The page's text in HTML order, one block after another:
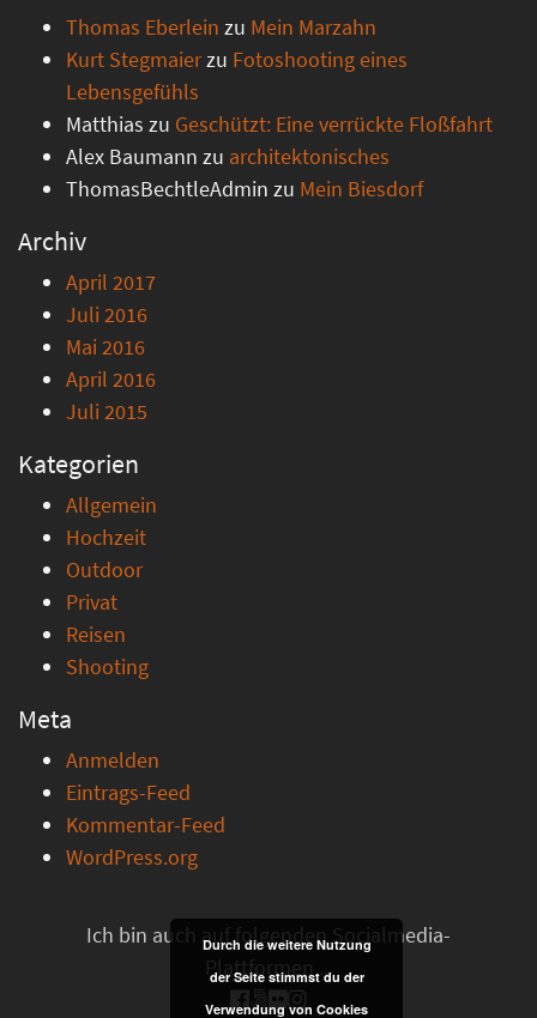
Thomas Eberlein zu Mein Marzahn
Kurt Stegmaierzu Fotoshooting eines
Lebensgefühls
Matthias zu Geschützt: Eine verrückte Floßfahrt
Alex Baumann zu architektonisches
ThomasBechtleAdmin zu Mein Biesdorf
Archiv
April 2017
Juli 2016
Mai 2016
April 2016
Juli 2015
Kategorien
Allgemein
Hochzeit
Outdoor
Privat
Reisen
Shooting
Meta
Anmelden
Eintrags-Feed
Kommentar-Feed
WordPress.org
Ich bin auch auf folgenden Socialmedia-
Plattformen ...
Durch die weitere Nutzung
der Seite stimmst du der
Verwendung von Cookies